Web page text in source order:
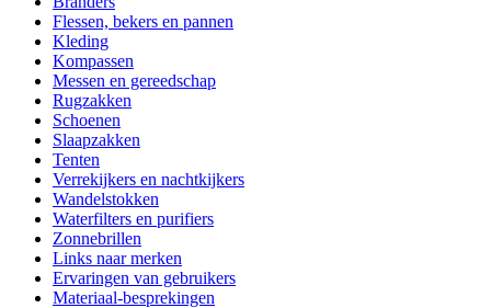
Flessen, bekers en pannen
Kleding
Kompassen
Messen en gereedschap
Rugzakken
Schoenen
Slaapzakken
Tenten
Verrekijkers en nachtkijkers
Wandelstokken
Waterfilters en purifiers
Zonnebrillen
Links naar merken
Ervaringen van gebruikers
Materiaal-besprekingen